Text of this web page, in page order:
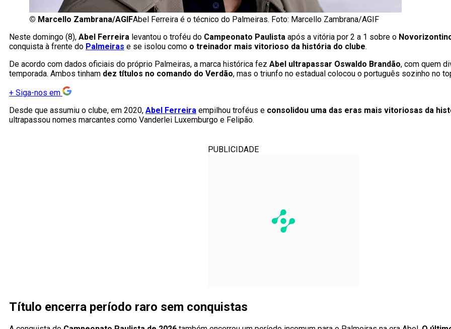
© Marcello Zambrana/AGIFAbel Ferreira é o técnico do Palmeiras. Foto: Marcello Zambrana/AGIF
Neste domingo (8), Abel Ferreira levantou o troféu do Campeonato Paulista após a vitória por 2 a 1 sobre o
conquista à frente do Palmeiras e se isolou como o treinador mais vitorioso da história do clube.
De acordo com dados oficiais do próprio Palmeiras, a marca histórica fez Abel ultrapassar Oswaldo Brandão, com quem
temporada. Ambos tinham dez títulos no comando do Verdão, mas o triunfo no estadual colocou o português sozinho no
+ Siga-nos em
Desde que assumiu o clube, em 2020, Abel Ferreira empilhou troféus e consolidou uma das eras mais vitoriosas da
ultrapassou nomes marcantes como Vanderlei Luxemburgo e Felipão.
PUBLICIDADE
Título encerra período raro sem conquistas